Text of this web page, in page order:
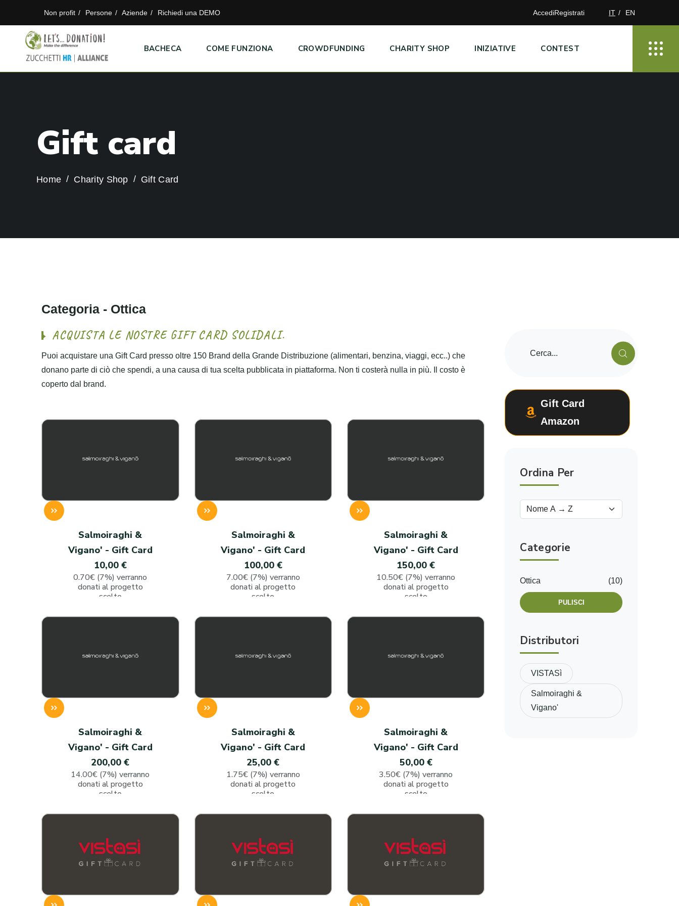
Non profit Persone Aziende Richiedi una DEMO AccediRegistrati IT EN
BACHECA COME FUNZIONA CROWDFUNDING CHARITY SHOP INIZIATIVE CONTEST
Gift card
Home Charity Shop Gift Card
Categoria - Ottica
ACQUISTA LE NOSTRE GIFT CARD SOLIDALI.
Puoi acquistare una Gift Card presso oltre 150 Brand della Grande Distribuzione (alimentari, benzina, viaggi, ecc..) che
donano parte di ciò che spendi, a una causa di tua scelta pubblicata in piattaforma. Non ti costerà nulla in più. Il costo è
coperto dal brand.
Salmoiraghi &
Vigano' - Gift Card
10,00 €
0.70€ (7%) verranno
donati al progetto
scelto
Salmoiraghi &
Vigano' - Gift Card
100,00 €
7.00€ (7%) verranno
donati al progetto
scelto
Salmoiraghi &
Vigano' - Gift Card
150,00 €
10.50€ (7%) verranno
donati al progetto
scelto
Salmoiraghi &
Vigano' - Gift Card
200,00 €
14.00€ (7%) verranno
donati al progetto
scelto
Salmoiraghi &
Vigano' - Gift Card
25,00 €
1.75€ (7%) verranno
donati al progetto
scelto
Salmoiraghi &
Vigano' - Gift Card
50,00 €
3.50€ (7%) verranno
donati al progetto
scelto
Gift Card
Amazon
Ordina Per
Categorie
Ottica (10)
PULISCI
Distributori
VISTASì
Salmoiraghi &
Vigano'